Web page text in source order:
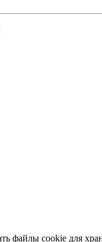
файлы cookie для